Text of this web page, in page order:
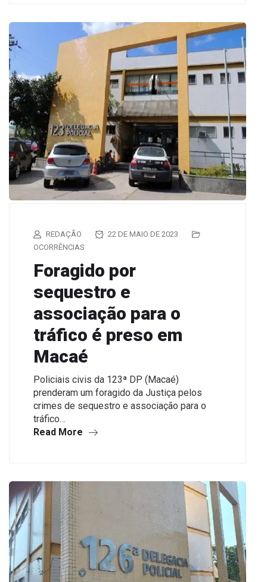
REDAÇÃO
22 DE MAIO DE 2023
OCORRÊNCIAS
Foragido por
sequestro e
associação para o
tráfico é preso em
Macaé
Policiais civis da 123ª DP (Macaé)
prenderam um foragido da Justiça pelos
crimes de sequestro e associação para o
tráfico…
Read More